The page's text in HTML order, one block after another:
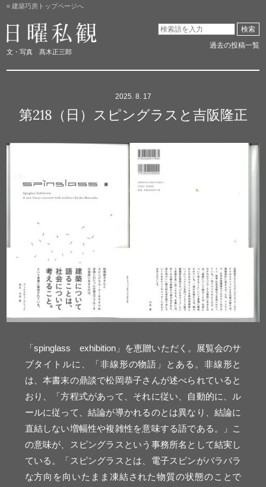
日曜私観
文・写真 髙木正三郎
検索
過去の投稿一覧
« 建築巧房トップページへ
2025. 8. 17
第218（日）スピングラスと吉阪隆正
「spinglass exhibition」を恵贈いただく。展覧会のサ
ブタイトルに、「非線形の物語」とある。非線形と
は、本書末の鼎談で松岡恭子さんが述べられていると
おり、「方程式があって、それに従い、自動的に、ル
ールに従って、結論が導かれるのとは異なり、結論に
直結しない増幅性や複雑性を意味する語である。」こ
の意味が、スピングラスという事務所名として結実し
ている。「スピングラスとは、電子スピンがバラバラ
な方向を向いたまま凍結された物質の状態のことで